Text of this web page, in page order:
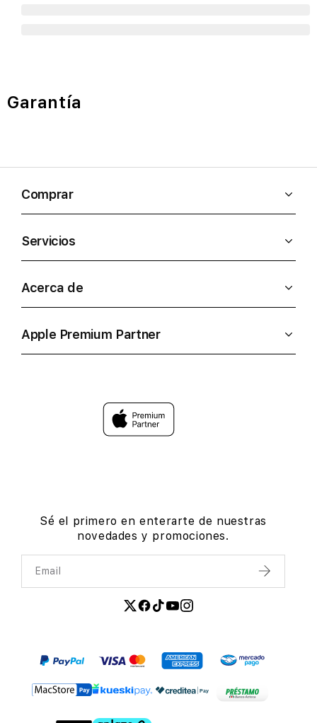
Garantía
Comprar
Servicios
Acerca de
Apple Premium Partner
Sé el primero en enterarte de nuestras
novedades y promociones.
Email